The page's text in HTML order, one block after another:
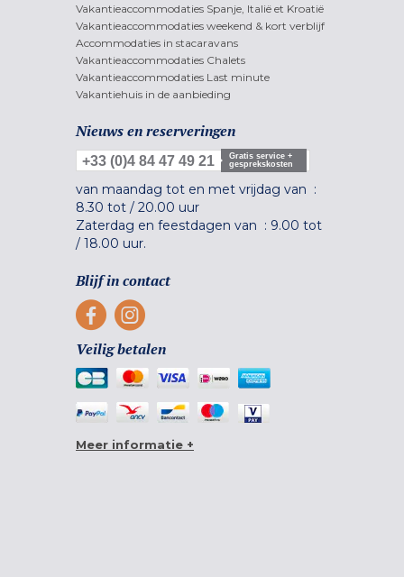
Vakantieaccommodaties Spanje, Italië et Kroatië
Vakantieaccommodaties weekend & kort verblijf
Accommodaties in stacaravans
Vakantieaccommodaties Chalets
Vakantieaccommodaties Last minute
Vakantiehuis in de aanbieding
Nieuws en reserveringen
+33 (0)4 84 47 49 21
Gratis service +
gesprekskosten
van maandag tot en met vrijdag van :
8.30 tot / 20.00 uur
Zaterdag en feestdagen van : 9.00 tot
/ 18.00 uur.
Blijf in contact
Veilig betalen
Meer informatie +